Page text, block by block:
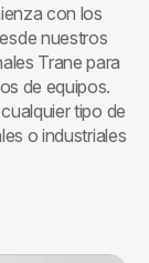
con los
nuestros
Trane para
de equipos.
tipo de
o industriales